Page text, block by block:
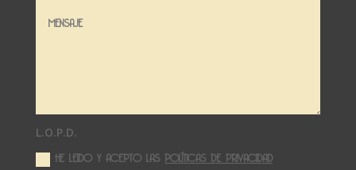
L.O.P.D.
HE LEIDO Y ACEPTO LASPOLÍTICAS DE PRIVACIDAD